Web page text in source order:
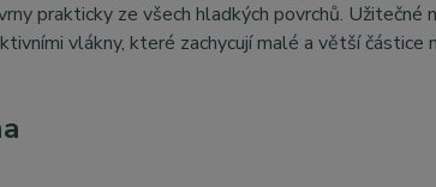
prakticky ze všech hladkých povrchů. Užitečné
vlákny, které zachycují malé a větší částice